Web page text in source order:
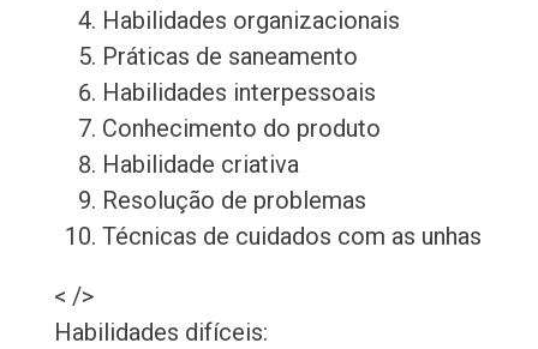
Habilidades organizacionais
Práticas de saneamento
Habilidades interpessoais
Conhecimento do produto
Habilidade criativa
Resolução de problemas
Técnicas de cuidados com as unhas
< />
Habilidades difíceis: